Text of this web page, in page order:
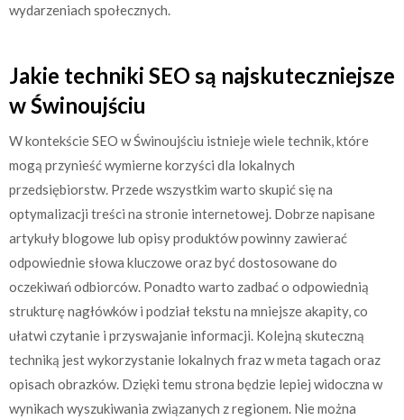
wydarzeniach społecznych.
Jakie techniki SEO są najskuteczniejsze
w Świnoujściu
W kontekście SEO w Świnoujściu istnieje wiele technik, które
mogą przynieść wymierne korzyści dla lokalnych
przedsiębiorstw. Przede wszystkim warto skupić się na
optymalizacji treści na stronie internetowej. Dobrze napisane
artykuły blogowe lub opisy produktów powinny zawierać
odpowiednie słowa kluczowe oraz być dostosowane do
oczekiwań odbiorców. Ponadto warto zadbać o odpowiednią
strukturę nagłówków i podział tekstu na mniejsze akapity, co
ułatwi czytanie i przyswajanie informacji. Kolejną skuteczną
techniką jest wykorzystanie lokalnych fraz w meta tagach oraz
opisach obrazków. Dzięki temu strona będzie lepiej widoczna w
wynikach wyszukiwania związanych z regionem. Nie można